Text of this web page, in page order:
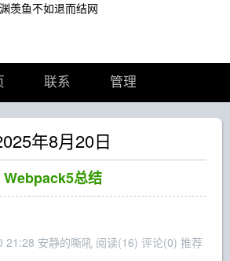
羡鱼不如退而结网
联系 管理
年8月20日
总结
21:28 安静的嘶吼 阅读(16) 评论(0) 推荐